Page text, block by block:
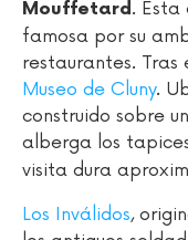
Mouffetard. Esta
famosa por su
restaurantes.
Museo de Cluny.
construido sobre
alberga los
visita dura
Los Inválidos,